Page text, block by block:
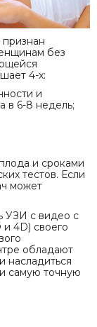
без
4-х:
и
в 6-8 недель;
и сроками
тестов. Если
может
УЗИ с видео с
4D) своего
обладают
насладиться
самую точную